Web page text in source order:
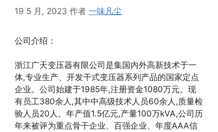
19 5 月, 2023 作者 一味凡尘
公司介绍：
浙江广天变压器有限公司是集国内外高新技术于一
体,专业生产、开发干式变压器系列产品的国家定点
企业。公司始建于1985年,注册资金1080万元。现
有员工380余人,其中中高级技术人员60余人,质量检
验人员20人。年产值1.5亿元,产量100万kVA,公司历
年来被评为重点骨干企业、百强企业、年度AAA信